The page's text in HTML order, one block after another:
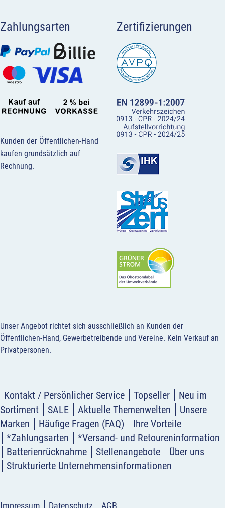
Zahlungsarten
Kunden der Öffentlichen-Hand
kaufen grundsätzlich auf
Rechnung.
Zertifizierungen
Unser Angebot richtet sich ausschließlich an Kunden der
Öffentlichen-Hand, Gewerbetreibende und Vereine. Kein Verkauf an
Privatpersonen.
Kontakt / Persönlicher Service Topseller
Neu im
Sortiment
SALE Aktuelle Themenwelten
Unsere
Marken
Häufige Fragen (FAQ)
Ihre Vorteile
*Zahlungsarten
*Versand- und Retoureninformation
Batterienrücknahme
Stellenangebote
Über uns
Strukturierte Unternehmensinformationen